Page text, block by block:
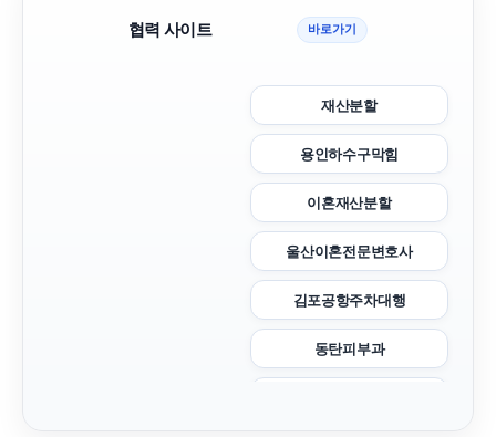
협력 사이트 바로가기
재산분할
용인하수구막힘
이혼재산분할
울산이혼전문변호사
김포공항주차대행
동탄피부과